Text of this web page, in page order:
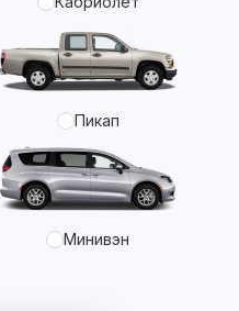
Пикап
Минивэн